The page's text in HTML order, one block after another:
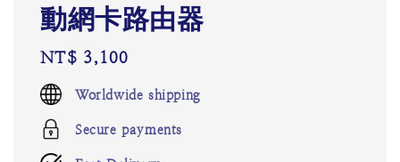
動網卡路由器
Regular
price
NT$ 3,100
Worldwide shipping
Secure payments